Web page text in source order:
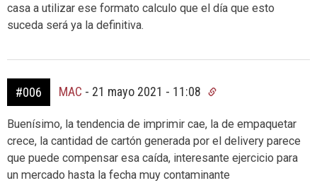
casa a utilizar ese formato calculo que el día que esto
suceda será ya la definitiva.
#006 MAC - 21 mayo 2021 - 11:08
Buenísimo, la tendencia de imprimir cae, la de empaquetar
crece, la cantidad de cartón generada por el delivery parece
que puede compensar esa caída, interesante ejercicio para
un mercado hasta la fecha muy contaminante